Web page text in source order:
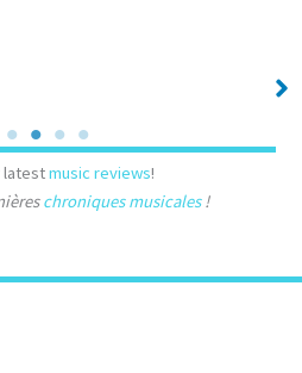
latestmusic reviews!
chroniques musicales!